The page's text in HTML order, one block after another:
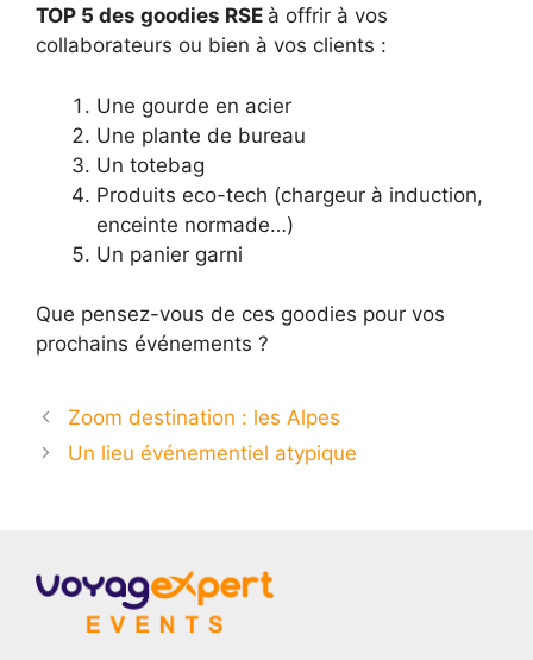
TOP 5 des goodies RSE à offrir à vos
collaborateurs ou bien à vos clients :
Une gourde en acier
Une plante de bureau
Un totebag
Produits eco-tech (chargeur à induction,
enceinte normade…)
Un panier garni
Que pensez-vous de ces goodies pour vos
prochains événements ?
Zoom destination : les Alpes
Un lieu événementiel atypique